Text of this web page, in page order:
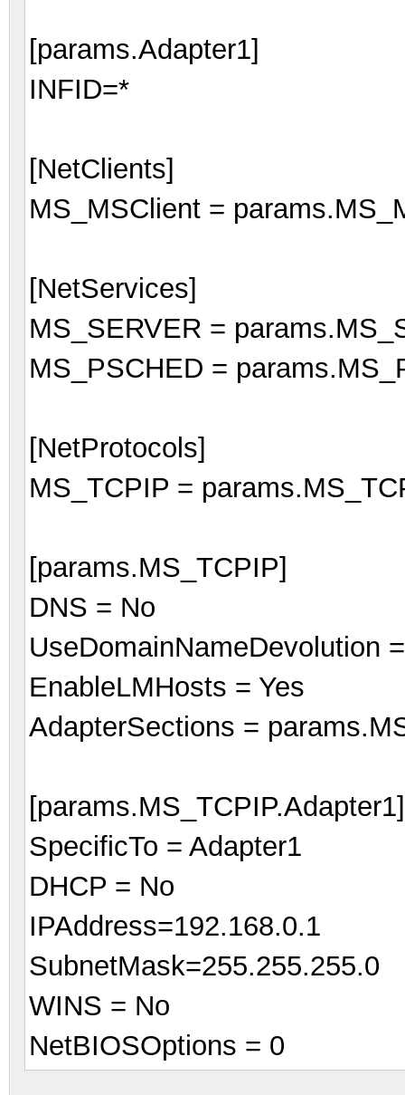
[params.Adapter1]
INFID=*
[NetClients]
MS_MSClient =
[NetServices]
MS_SERVER =
MS_PSCHED =
[NetProtocols]
MS_TCPIP =
[params.MS_TCPIP]
DNS = No
UseDomainNameDevolution
EnableLMHosts = Yes
AdapterSections =
[params.MS_TCPIP.Adapter1]
SpecificTo = Adapter1
DHCP = No
IPAddress=192.168.0.1
SubnetMask=255.255.255.0
WINS = No
NetBIOSOptions = 0